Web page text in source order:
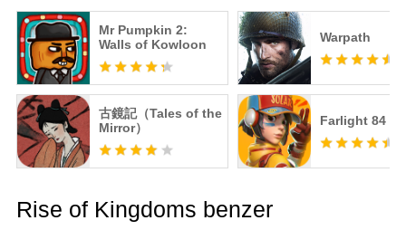
Mr Pumpkin 2:
Walls of Kowloon
Warpath
古鏡記（Tales of the
Mirror）
Farlight 84
Rise of Kingdoms benzer